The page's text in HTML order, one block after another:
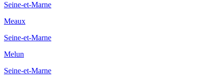
Seine-et-Marne
Meaux
Seine-et-Marne
Melun
Seine-et-Marne